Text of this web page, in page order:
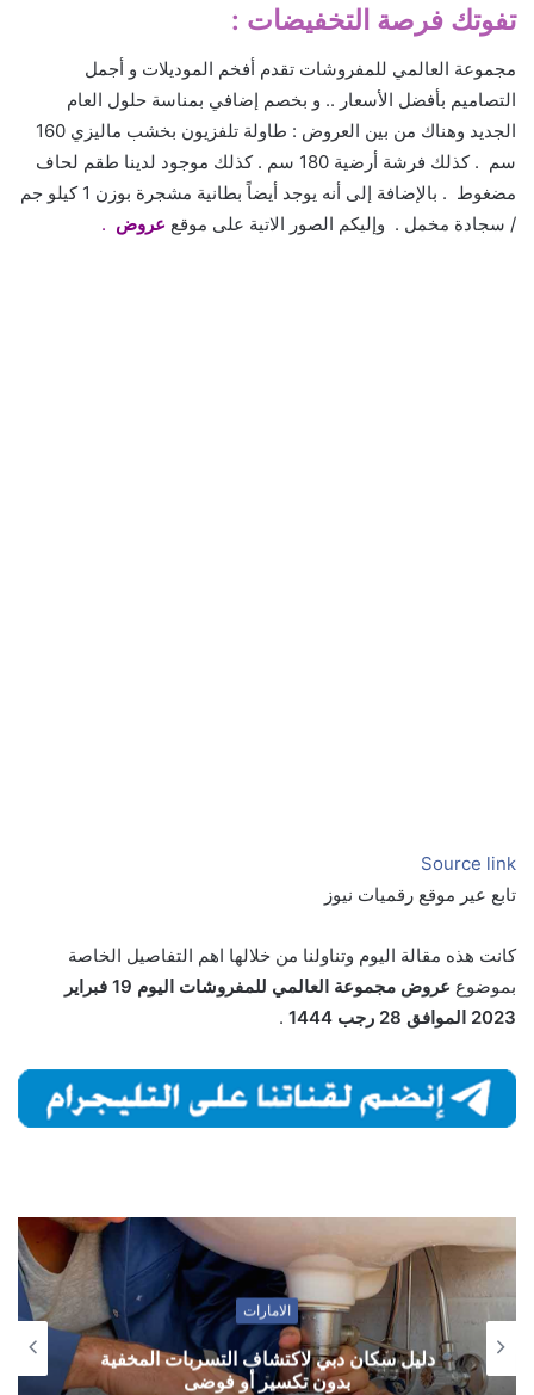
تفوتك فرصة التخفيضات :
مجموعة العالمي للمفروشات تقدم أفخم الموديلات و أجمل
التصاميم بأفضل الأسعار .. و بخصم إضافي بمناسة حلول العام
الجديد وهناك من بين العروض : طاولة تلفزيون بخشب ماليزي 160
سم . كذلك فرشة أرضية 180 سم . كذلك موجود لدينا طقم لحاف
مضغوط . بالإضافة إلى أنه يوجد أيضاً بطانية مشجرة بوزن 1 كيلو جم
/ سجادة مخمل . وإليكم الصور الاتية على موقع عروض .
Source link
تابع عير موقع رقميات نيوز
كانت هذه مقالة اليوم وتناولنا من خلالها اهم التفاصيل الخاصة
بموضوع
عروض مجموعة العالمي للمفروشات اليوم 19 فبراير
2023 الموافق 28 رجب 1444
.
الامارات
دليل سكان دبي لاكتشاف التسربات المخفية
بدون تكسير أو فوضى